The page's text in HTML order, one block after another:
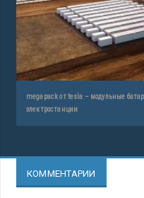
megapack от tesla – модульные
электростанции
КОММЕНТАРИИ